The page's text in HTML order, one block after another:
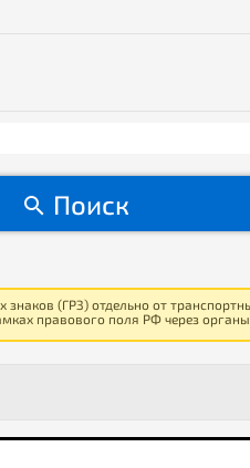
Поиск
(ГРЗ) отдельно от
правового поля РФ через